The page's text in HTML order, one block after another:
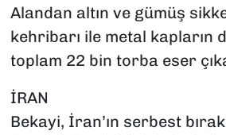
Alandan altın ve gümüş
kehribarı ile metal kapların
toplam 22 bin torba eser
İRAN
Bekayi, İran’ın serbest